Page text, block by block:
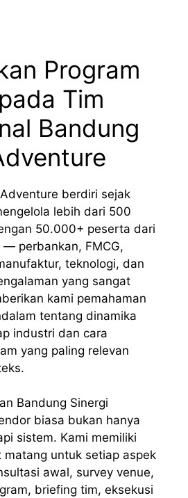
Program
Tim
Bandung
berdiri sejak
lebih dari 500
50.000+ peserta dari
perbankan, FMCG,
teknologi, dan
yang sangat
kami pemahaman
tentang dinamika
industri dan cara
yang paling relevan
Bandung Sinergi
biasa bukan hanya
sistem. Kami memiliki
matang untuk setiap aspek
awal, survey venue,
briefing tim, eksekusi